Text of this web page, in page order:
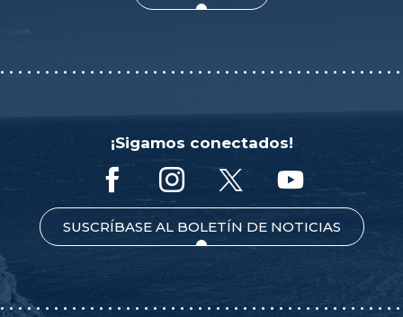
¡Sigamos conectados!
SUSCRÍBASE AL BOLETÍN DE NOTICIAS